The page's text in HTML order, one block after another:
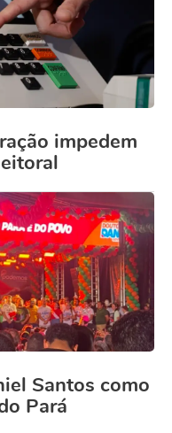
impedem
Santos como
Pará